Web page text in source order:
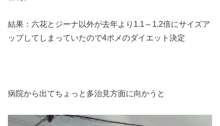
結果：六花とジーナ以外が去年より1.1～1.2倍にサイズア
ップしてしまっていたので4ポメのダイエット決定
病院から出てちょっと多治見方面に向かうと